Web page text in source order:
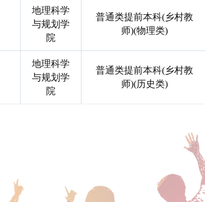
地理科学
与规划学
院
普通类提前本科(乡村教
师)(物理类)
地理科学
与规划学
院
普通类提前本科(乡村教
师)(历史类)